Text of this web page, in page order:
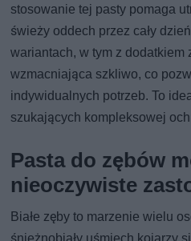
stosowanie tej pasty pomaga
świeży oddech przez cały
wariantach, w tym z dodatkiem
wzmacniająca szkliwo, co
indywidualnych potrzeb. To
szukających kompleksowej
Pasta do zębów
nieoczywiste
Białe zęby to marzenie wielu